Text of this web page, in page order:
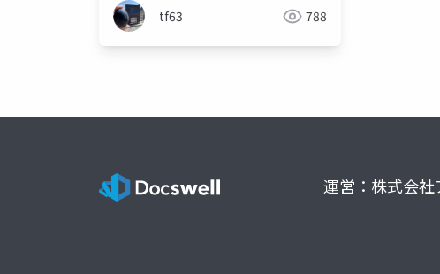
tf63 788
運営：株式会